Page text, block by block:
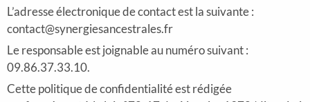
L’adresse électronique de contact est la suivante :
contact@synergiesancestrales.fr
Le responsable est joignable au numéro suivant :
09.86.37.33.10.
Cette politique de confidentialité est rédigée